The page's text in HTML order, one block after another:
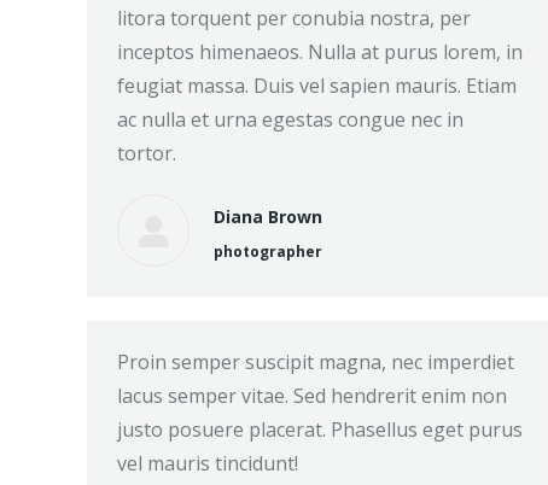
litora torquent per conubia nostra, per
inceptos himenaeos. Nulla at purus lorem, in
feugiat massa. Duis vel sapien mauris. Etiam
ac nulla et urna egestas congue nec in
tortor.
Diana Brown
photographer
Proin semper suscipit magna, nec imperdiet
lacus semper vitae. Sed hendrerit enim non
justo posuere placerat. Phasellus eget purus
vel mauris tincidunt!